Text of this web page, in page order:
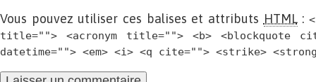
Vous pouvez utiliser ces balises et attributs HTML:
title=""> <acronym title=""> <b> <blockquote
datetime=""> <em> <i> <q cite=""> <strike>